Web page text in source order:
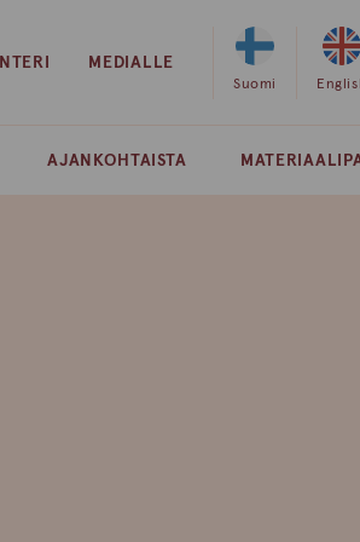
MEDIALLE
Valitse
Suomi
AJANKOHTAISTA